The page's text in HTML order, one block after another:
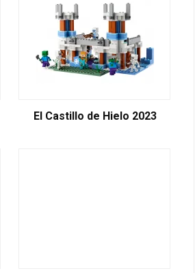
El Castillo de Hielo 2023